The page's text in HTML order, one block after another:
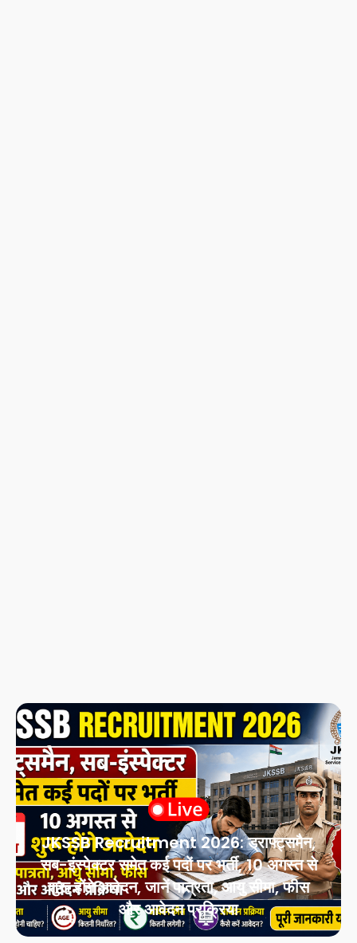
JKSSB Recruitment 2026: ड्राफ्ट्समैन,
सब-इंस्पेक्टर समेत कई पदों पर भर्ती, 10 अगस्त से
शुरू होंगे आवेदन, जानें पात्रता, आयु सीमा, फीस
और आवेदन प्रक्रिया